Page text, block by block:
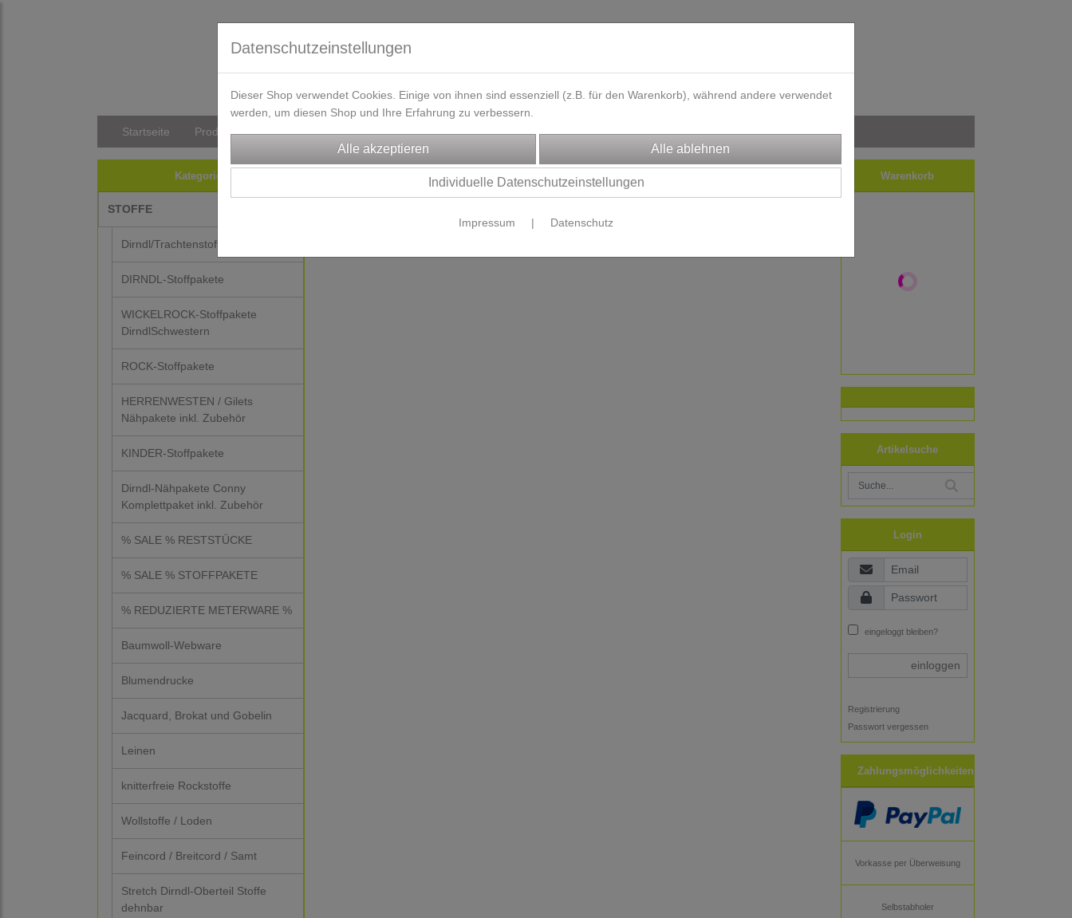
Startseite Produkte Versandkosten/Lieferzeit Kontakt / Öffnungszeiten Gutscheine Designbeispiele Impressum
Kategorien
STOFFE
Dirndl/Trachtenstoffe
DIRNDL-Stoffpakete
WICKELROCK-Stoffpakete
DirndlSchwestern
ROCK-Stoffpakete
HERRENWESTEN / Gilets
Nähpakete inkl. Zubehör
KINDER-Stoffpakete
Dirndl-Nähpakete Conny
Komplettpaket inkl. Zubehör
% SALE % RESTSTÜCKE
% SALE % STOFFPAKETE
% REDUZIERTE METERWARE %
Baumwoll-Webware
Blumendrucke
Jacquard, Brokat und Gobelin
Leinen
knitterfreie Rockstoffe
Wollstoffe / Loden
Feincord / Breitcord / Samt
Stretch Dirndl-Oberteil Stoffe
dehnbar
Warenkorb
Artikelsuche
Login
eingeloggt bleiben?
einloggen
Registrierung
Passwort vergessen
Zahlungsmöglichkeiten
Vorkasse per Überweisung
Selbstabholer
Datenschutzeinstellungen
Dieser Shop verwendet Cookies. Einige von ihnen sind essenziell (z.B. für den Warenkorb), während andere verwendet
werden, um diesen Shop und Ihre Erfahrung zu verbessern.
Individuelle Datenschutzeinstellungen
Impressum | Datenschutz